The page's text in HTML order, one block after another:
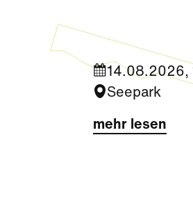
14.08.2026,
Seepark
mehr lesen